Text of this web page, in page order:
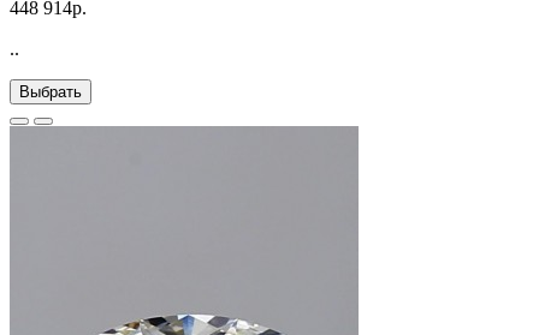
448 914р.
..
Выбрать